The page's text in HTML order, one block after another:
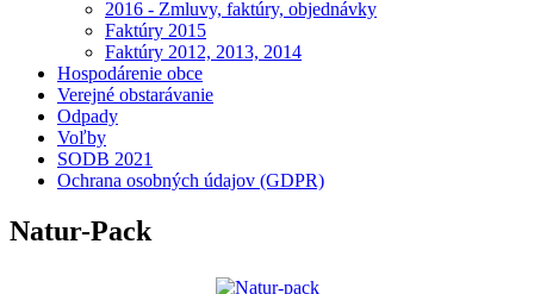
2016 - Zmluvy, faktúry, objednávky
Faktúry 2015
Faktúry 2012, 2013, 2014
Hospodárenie obce
Verejné obstarávanie
Odpady
Voľby
SODB 2021
Ochrana osobných údajov (GDPR)
Natur-Pack